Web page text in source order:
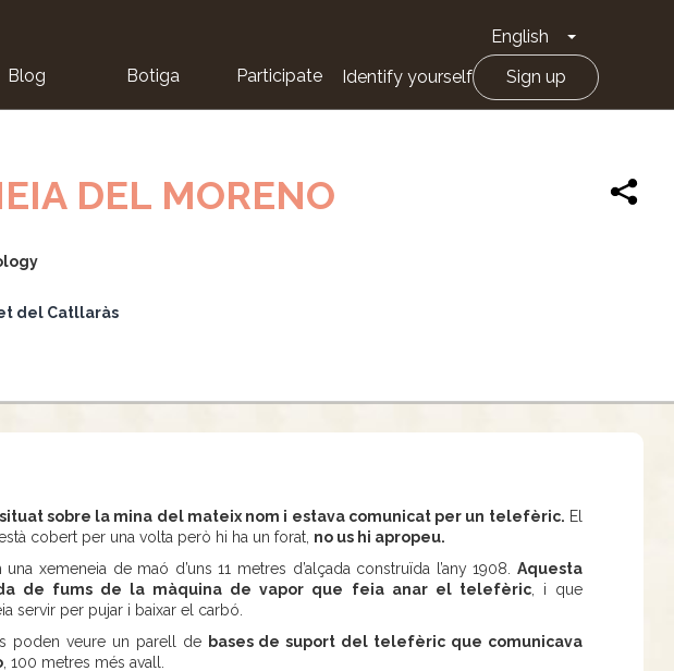
English Toggle
Blog Botiga Participate Identify yourself Sign up
DEL MORENO
del Catllaràs
sobre la mina del mateix nom i estava comunicat per un telefèric. El
cobert per una volta però hi ha un forat, no us hi apropeu.
xemeneia de maó d’uns 11 metres d’alçada construïda l’any 1908. Aquesta
de fums de la màquina de vapor que feia anar el telefèric, i que
servir per pujar i baixar el carbó.
poden veure un parell de bases de suport del telefèric que comunicava
, 100 metres més avall.